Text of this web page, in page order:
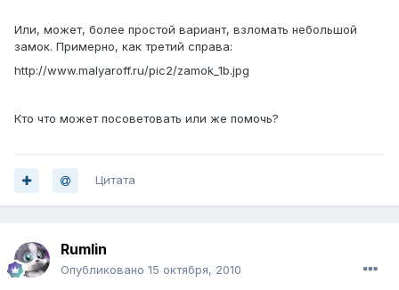
Или, может, более простой вариант, взломать небольшой
замок. Примерно, как третий справа:
http://www.malyaroff.ru/pic2/zamok_1b.jpg
Кто что может посоветовать или же помочь?
Цитата
Rumlin
Опубликовано 15 октября, 2010